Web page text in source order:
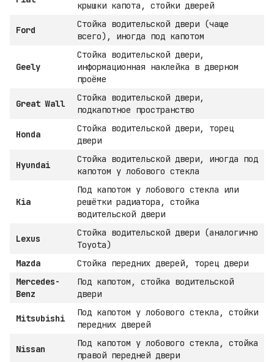
крышки капота, стойки дверей
Ford
Стойка водительской двери (чаще
всего), иногда под капотом
Geely
Стойка водительской двери,
информационная наклейка в дверном
проёме
Great Wall
Стойка водительской двери,
подкапотное пространство
Honda
Стойка водительской двери, торец
двери
Hyundai
Стойка водительской двери, иногда под
капотом у лобового стекла
Kia
Под капотом у лобового стекла или
решётки радиатора, стойка
водительской двери
Lexus
Стойка водительской двери (аналогично
Toyota)
Mazda
Стойка передних дверей, торец двери
Mercedes-
Benz
Под капотом, стойка водительской
двери
Mitsubishi
Под капотом у лобового стекла, стойки
передних дверей
Nissan
Под капотом у лобового стекла, стойка
правой передней двери